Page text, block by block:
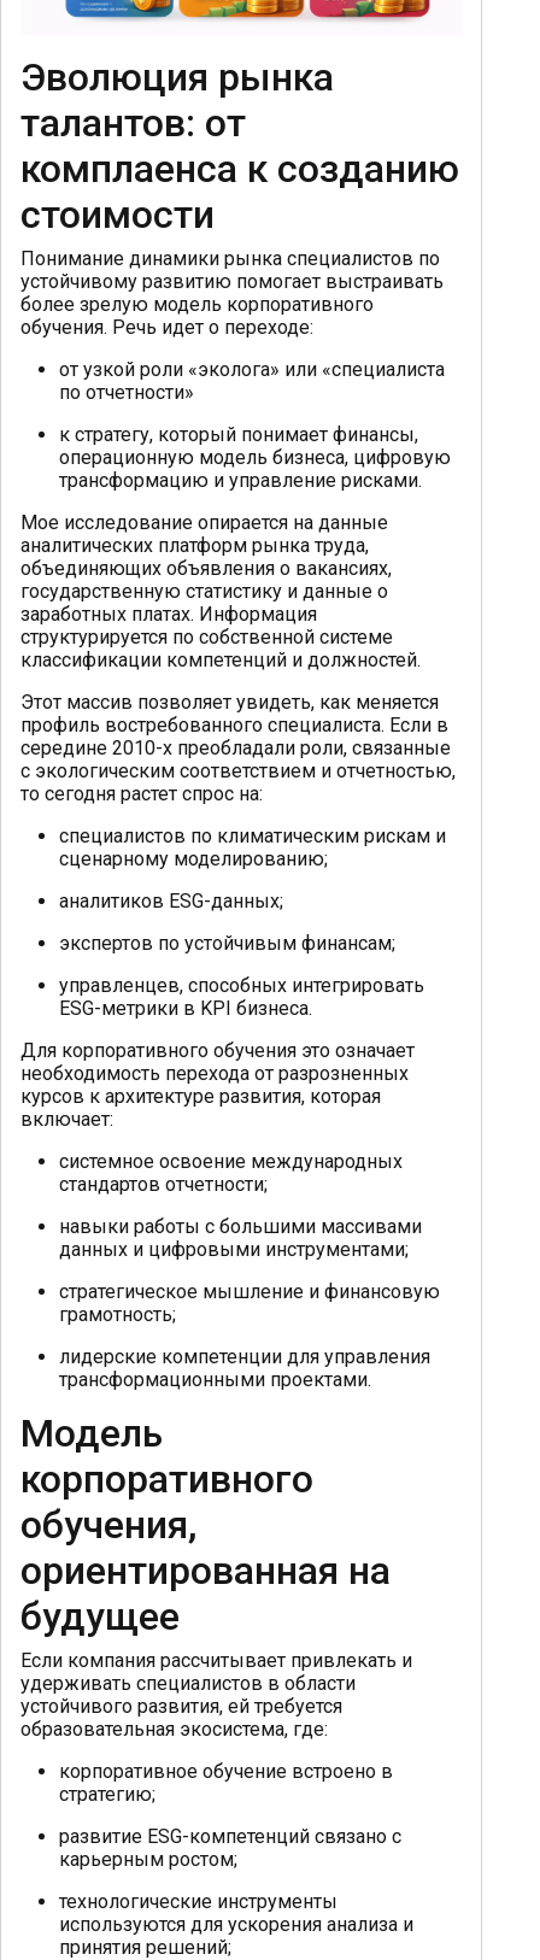
Эволюция рынка
талантов: от
комплаенса к созданию
стоимости
Понимание динамики рынка специалистов по
устойчивому развитию помогает выстраивать
более зрелую модель корпоративного
обучения. Речь идет о переходе:
от узкой роли «эколога» или «специалиста
по отчетности»
к стратегу, который понимает финансы,
операционную модель бизнеса, цифровую
трансформацию и управление рисками.
Мое исследование опирается на данные
аналитических платформ рынка труда,
объединяющих объявления о вакансиях,
государственную статистику и данные о
заработных платах. Информация
структурируется по собственной системе
классификации компетенций и должностей.
Этот массив позволяет увидеть, как меняется
профиль востребованного специалиста. Если в
середине 2010-х преобладали роли, связанные
с экологическим соответствием и отчетностью,
то сегодня растет спрос на:
специалистов по климатическим рискам и
сценарному моделированию;
аналитиков ESG-данных;
экспертов по устойчивым финансам;
управленцев, способных интегрировать
ESG-метрики в KPI бизнеса.
Для корпоративного обучения это означает
необходимость перехода от разрозненных
курсов к архитектуре развития, которая
включает:
системное освоение международных
стандартов отчетности;
навыки работы с большими массивами
данных и цифровыми инструментами;
стратегическое мышление и финансовую
грамотность;
лидерские компетенции для управления
трансформационными проектами.
Модель
корпоративного
обучения,
ориентированная на
будущее
Если компания рассчитывает привлекать и
удерживать специалистов в области
устойчивого развития, ей требуется
образовательная экосистема, где:
корпоративное обучение встроено в
стратегию;
развитие ESG-компетенций связано с
карьерным ростом;
технологические инструменты
используются для ускорения анализа и
принятия решений;